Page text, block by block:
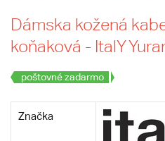
Dámska kožená
koňaková - ItalY
poštovné zadarmo
Značka